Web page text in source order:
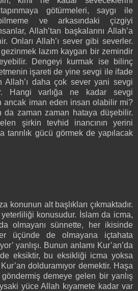
götürmeleri, saygı ile
ve arkasındaki çizgiyi
Allah’tan başkalarını Allah’a
Onları Allah’ı sever gibi severler.
lazım kaygan bir zemindir
Dengeyi kurmak ise bilinç
işareti de yine sevgi ile ifade
daha çok sever yani sevgi
Hangi varlığa ne kadar sevgi
ancak iman eden insan olabilir mi?
da zaman zaman hataya düşebilir.
şirkin tevhid inancının yerini
tanrılık gücü görmek de yapılacak
konunun alt başlıkları çıkmaktadır.
yeterliliği konusudur. İslam da icma,
olmayanı sünnette, her ikisinde
üçünde de olmayana içtahata
yanlışı. Bunun anlamı Kur’an’da
eksiktir, bu eksikliği icma yoksa
dolduramıyor demektir. Haşa
demeye gelen bir yanlış
yüce Allah kıyamete kadar var